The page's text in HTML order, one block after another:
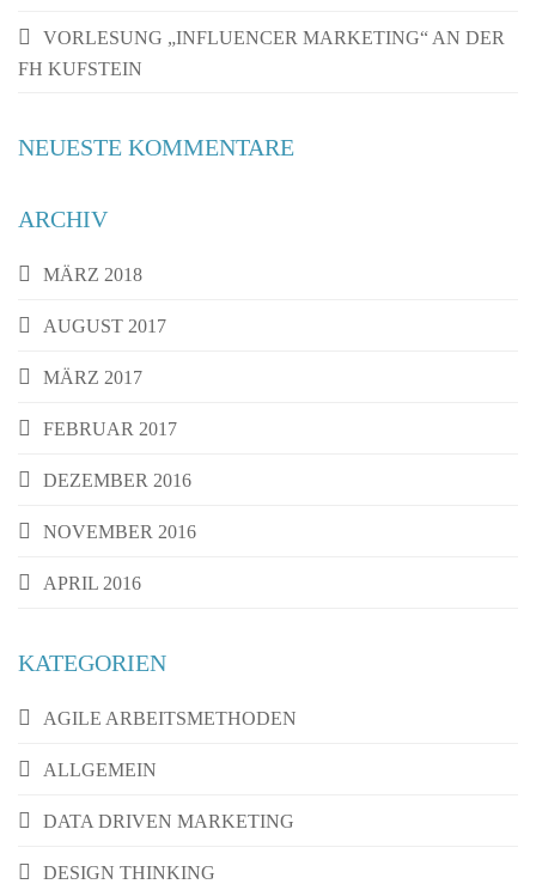
VORLESUNG „INFLUENCER MARKETING“ AN DER
FH KUFSTEIN
NEUESTE KOMMENTARE
ARCHIV
MÄRZ 2018
AUGUST 2017
MÄRZ 2017
FEBRUAR 2017
DEZEMBER 2016
NOVEMBER 2016
APRIL 2016
KATEGORIEN
AGILE ARBEITSMETHODEN
ALLGEMEIN
DATA DRIVEN MARKETING
DESIGN THINKING